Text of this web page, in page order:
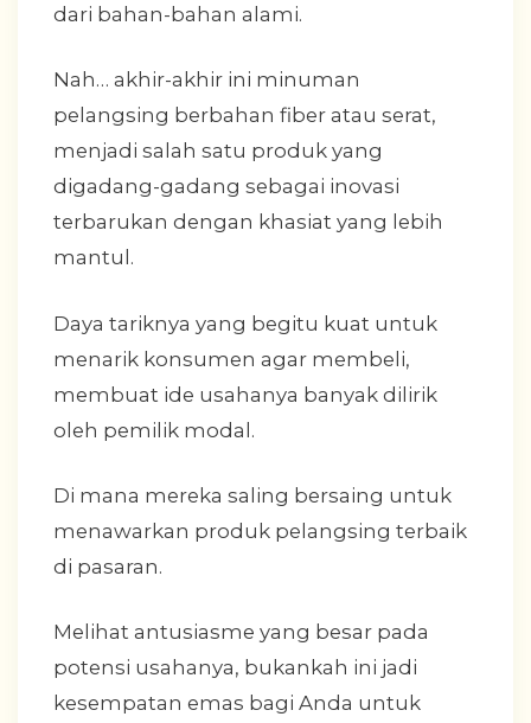
dari bahan-bahan alami.
Nah… akhir-akhir ini minuman
pelangsing berbahan fiber atau serat,
menjadi salah satu produk yang
digadang-gadang sebagai inovasi
terbarukan dengan khasiat yang lebih
mantul.
Daya tariknya yang begitu kuat untuk
menarik konsumen agar membeli,
membuat ide usahanya banyak dilirik
oleh pemilik modal.
Di mana mereka saling bersaing untuk
menawarkan produk pelangsing terbaik
di pasaran.
Melihat antusiasme yang besar pada
potensi usahanya, bukankah ini jadi
kesempatan emas bagi Anda untuk